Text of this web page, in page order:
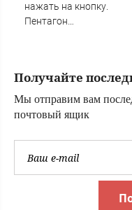
нажать на кнопку.
Пентагон
грани?
Получайте
Мы отправим вам
почтовый ящик